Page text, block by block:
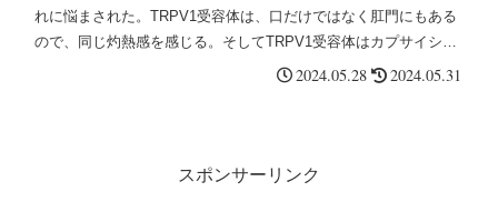
れに悩まされた。TRPV1受容体は、口だけではなく肛門にもある
ので、同じ灼熱感を感じる。そしてTRPV1受容体はカプサイシン
だけではなく、43度以上の高温でも反応するので、高温時と同じ
2024.05.28 2024.05.31
スポンサーリンク